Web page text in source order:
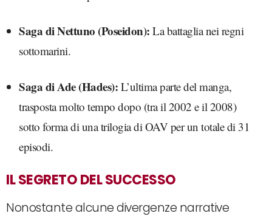
Saga di Nettuno (Poseidon): La battaglia nei regni
sottomarini.
Saga di Ade (Hades): L’ultima parte del manga,
trasposta molto tempo dopo (tra il 2002 e il 2008)
sotto forma di una trilogia di OAV per un totale di 31
episodi.
IL SEGRETO DEL SUCCESSO
Nonostante alcune divergenze narrative